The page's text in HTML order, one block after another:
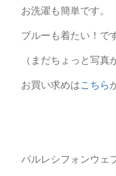
お洗濯も簡単です。
ブルーも着たい！で
（まだちょっと写真
お買い求めはこちら
パルレシフォンウェ